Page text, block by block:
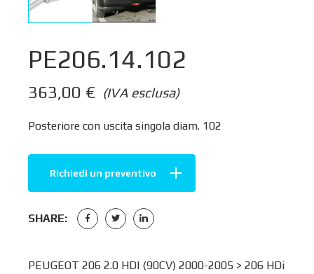
PE206.14.102
(IVA esclusa)
363,00 €
Posteriore con uscita singola diam. 102
Richiedi un preventivo
SHARE:
PEUGEOT 206 2.0 HDI (90CV) 2000-2005 > 206 HDi